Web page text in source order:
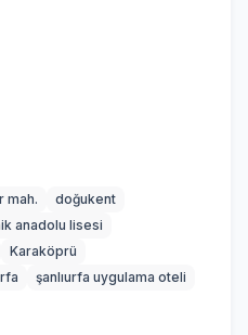
mah.
doğukent
anadolu lisesi
Karaköprü
şanlıurfa uygulama oteli